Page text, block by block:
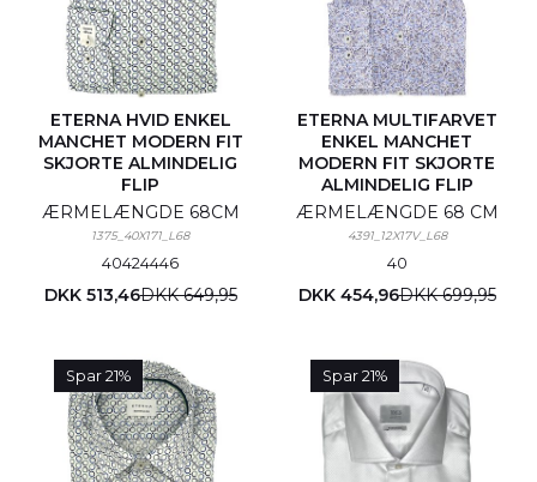
ETERNA HVID ENKEL
MANCHET MODERN FIT
SKJORTE ALMINDELIG
FLIP
ÆRMELÆNGDE 68CM
1375_40X171_L68
40424446
DKK 513,46DKK 649,95
ETERNA MULTIFARVET
ENKEL MANCHET
MODERN FIT SKJORTE
ALMINDELIG FLIP
ÆRMELÆNGDE 68 CM
4391_12X17V_L68
40
DKK 454,96DKK 699,95
Spar 21% Spar 21%